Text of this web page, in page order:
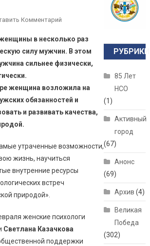
Комментарий
в несколько раз
силу мужчин. В этом
сильнее физически,
женщина возложила на
обязанностей и
и развивать качества,
утраченные возможности,
жизнь, научиться
внутренние ресурсы
встреч
природой».
женские психологи
Светлана Казачкова
поддержки
РУБРИКИ
85 Лет
НСО
(1)
Активный
город
(67)
Анонс
(69)
Архив (4)
Великая
Победа
(302)